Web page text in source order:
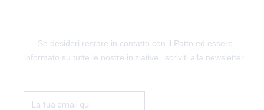
Se desideri restare in contatto con il Patto ed essere
informato su tutte le nostre iniziative, iscriviti alla newsletter.